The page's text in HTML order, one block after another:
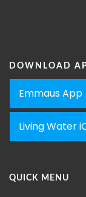
DOWNLOAD
Emmaus App
Living Water
QUICK MENU